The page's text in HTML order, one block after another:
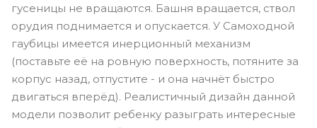
гусеницы не вращаются. Башня вращается, ствол
орудия поднимается и опускается. У Самоходной
гаубицы имеется инерционный механизм
(поставьте её на ровную поверхность, потяните за
корпус назад, отпустите - и она начнёт быстро
двигаться вперёд). Реалистичный дизайн данной
модели позволит ребенку разыграть интересные